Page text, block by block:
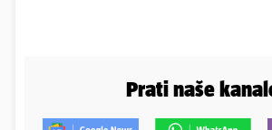
Prati naše